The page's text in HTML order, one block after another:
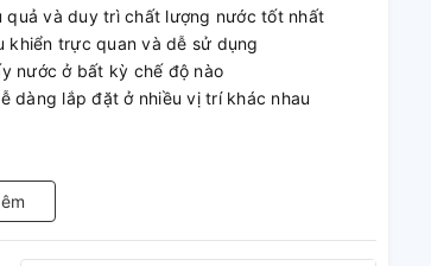
quả và duy trì chất lượng nước tốt nhất
khiển trực quan và dễ sử dụng
nước ở bất kỳ chế độ nào
dàng lắp đặt ở nhiều vị trí khác nhau